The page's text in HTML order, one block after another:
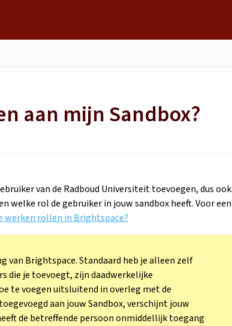
aan mijn Sandbox?
van de Radboud Universiteit toevoegen, dus ook
welke rol de gebruiker in jouw sandbox heeft. Voor een
werken rollen in Brightspace?
van Brightspace. Standaard heb je alleen zelf
die je toevoegt, zijn daadwerkelijke
te voegen uitsluitend in overleg met de
aan jouw Sandbox, verschijnt jouw
de betreffende persoon onmiddellijk toegang